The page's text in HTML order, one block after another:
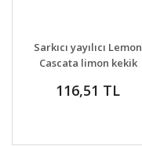
Sarkıcı yayılıcı Lemon
Cascata limon kekik
116,51 TL